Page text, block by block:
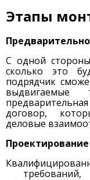
Этапы
С одной
сколько это
подрядчик
выдвигаемые
договор,
деловые
Проектирование